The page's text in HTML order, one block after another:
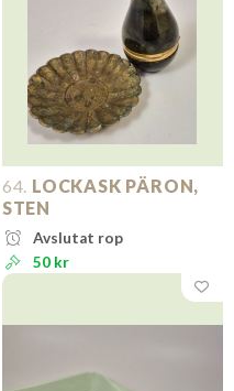
64. LOCKASK PÄRON,
STEN
Avslutat rop
50 kr